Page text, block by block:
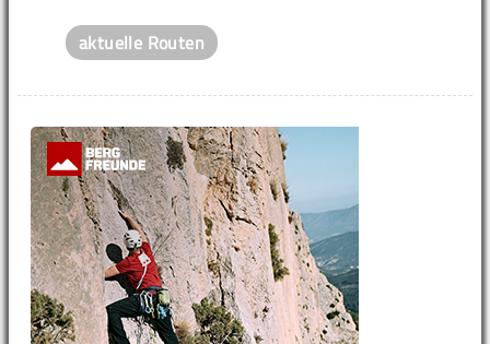
aktuelle Routen